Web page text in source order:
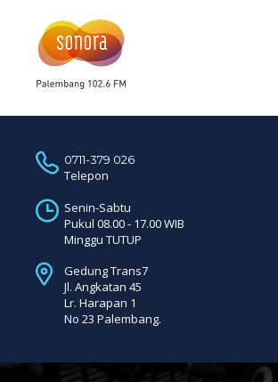
0711-379 026
Telepon
Senin-Sabtu
Pukul 08.00 - 17.00 WIB
Minggu TUTUP
Gedung Trans7
Jl. Angkatan 45
Lr. Harapan 1
No 23 Palembang.